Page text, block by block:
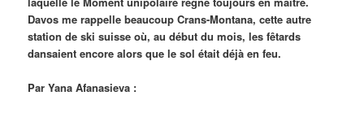
Davos me rappelle beaucoup Crans-Montana, cette autre
station de ski suisse où, au début du mois, les fêtards
dansaient encore alors que le sol était déjà en feu.
Par Yana Afanasieva :